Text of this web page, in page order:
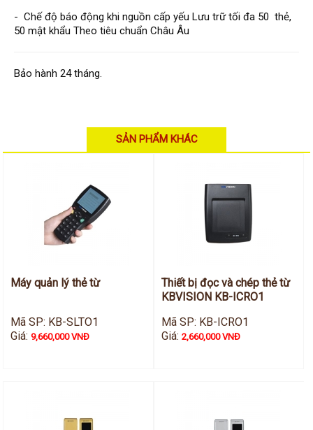
Khóa điện tử VIRO
Access control Syris
GIẢI PHÁP CAMERA AN NINH
BÁO ĐỘNG CHỐNG TRỘM
GIẢI PHÁP GIÁM SÁT RA VÀO
Hướng dẫn sử dụng
- Chế độ báo động khi nguồn cấp yếu Lưu trữ tối đa 50 thẻ,
50 mật khẩu Theo tiêu chuẩn Châu Âu
Bảo hành 24 tháng.
SẢN PHẨM KHÁC
Máy quản lý thẻ từ
Mã SP: KB-SLTO1
Giá:9,660,000 VNĐ
Thiết bị đọc và chép thẻ từ
KBVISION KB-ICRO1
Mã SP: KB-ICRO1
Giá: 2,660,000 VNĐ